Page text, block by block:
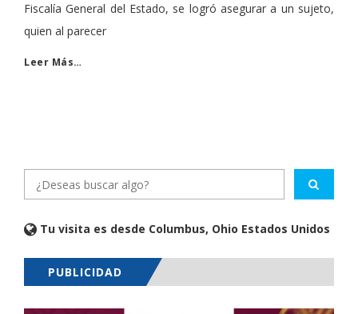
Fiscalía General del Estado, se logró asegurar a un sujeto,
quien al parecer
Leer Más…
Tu visita es desde Columbus, Ohio Estados Unidos
PUBLICIDAD